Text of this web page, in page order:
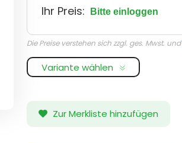
Ihr Preis: Bitte einloggen
Die Preise verstehen sich zzgl. ges. Mwst. und
Variante wählen
Zur Merkliste hinzufügen